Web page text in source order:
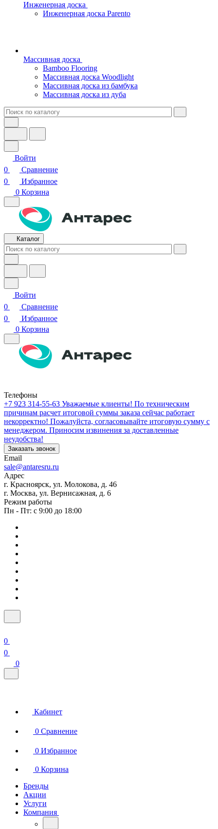
Инженерная доска
Инженерная доска Parento
Массивная доска
Bamboo Flooring
Массивная доска Woodlight
Массивная доска из бамбука
Массивная доска из дуба
Войти
0
Сравнение
0
Избранное
0 Корзина
Каталог
Войти
0
Сравнение
0
Избранное
0 Корзина
Телефоны
+7 923 314-55-63 Уважаемые клиенты! По техническим
причинам расчет итоговой суммы заказа сейчас работает
некорректно! Пожалуйста, согласовывайте итоговую сумму с
менеджером. Приносим извинения за доставленные
неудобства!
Заказать звонок
Email
sale@antaresru.ru
Адрес
г. Красноярск, ул. Молокова, д. 46
г. Москва, ул. Вернисажная, д. 6
Режим работы
Пн - Пт: с 9:00 до 18:00
0
0
0
Кабинет
0 Сравнение
0 Избранное
0 Корзина
Бренды
Акции
Услуги
Компания